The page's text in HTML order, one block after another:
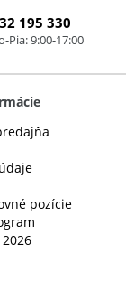
195 330
Pia: 9:00-17:00
pozície